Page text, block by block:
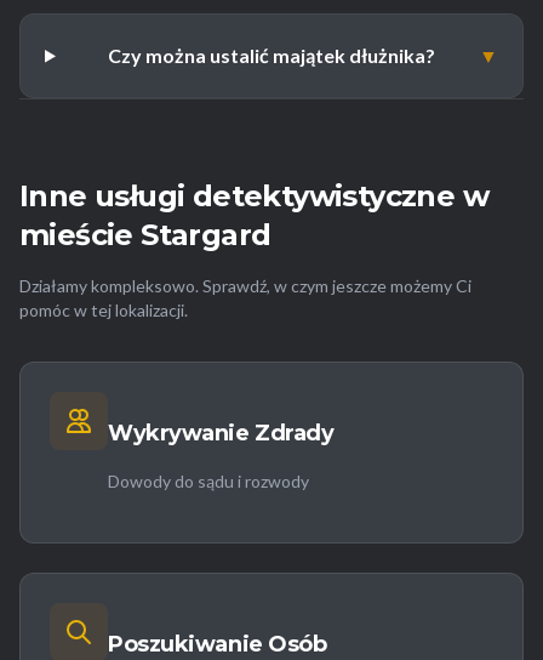
Czy można ustalić majątek dłużnika? ▼
Inne usługi detektywistyczne w
mieście Stargard
Działamy kompleksowo. Sprawdź, w czym jeszcze możemy Ci
pomóc w tej lokalizacji.
Wykrywanie Zdrady
Dowody do sądu i rozwody
Poszukiwanie Osób